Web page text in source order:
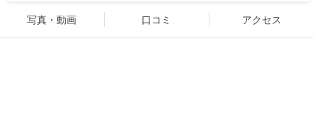
写真・動画 口コミ アクセス